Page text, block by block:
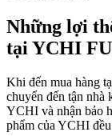
Những lợi
tại YCHI
Khi đến mua hàng
chuyển đến tận nhà
YCHI và nhận bảo
phẩm của YCHI